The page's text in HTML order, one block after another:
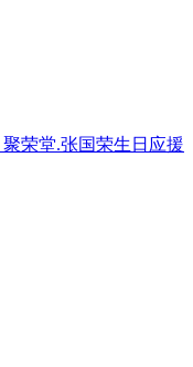
聚荣堂.张国荣生日应援